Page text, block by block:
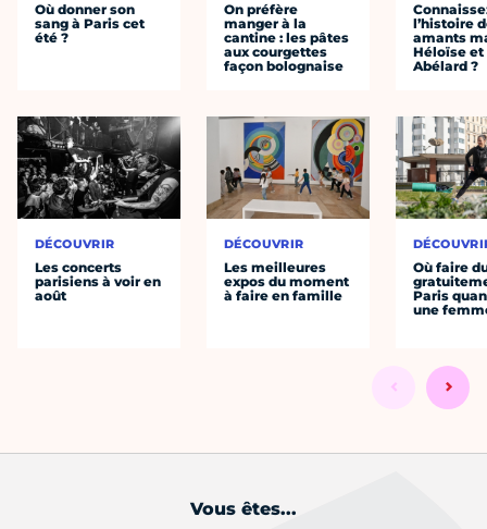
Où donner son
sang à Paris cet
été ?
DÉCOUVRIR
Les concerts
parisiens à voir en
août
On préfère
manger à la
cantine : les pâtes
aux courgettes
façon bolognaise
DÉCOUVRIR
Les meilleures
expos du moment
à faire en famille
l’histoire
amants
Héloïse et
Abélard ?
Où faire
Paris
une
Vous êtes...